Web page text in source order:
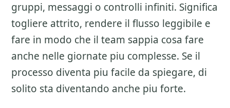
gruppi, messaggi o controlli infiniti. Significa
togliere attrito, rendere il flusso leggibile e
fare in modo che il team sappia cosa fare
anche nelle giornate piu complesse. Se il
processo diventa piu facile da spiegare, di
solito sta diventando anche piu forte.